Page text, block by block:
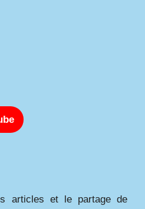
articles et le partage de